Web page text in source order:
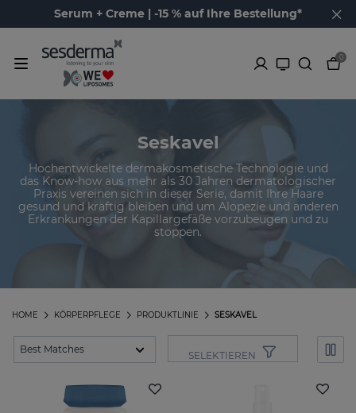
Serum + Creme | -15 % auf Ihre Bestellung*
0
Seskavel
Hochentwickelte dermakosmetische Technologie und
das Know-how aus mehr als 30 Jahren dermatologischer
Praxis vereinen sich in dieser Serie, damit Ihre Haare
gesund und kräftig bleiben und um Alopezie und anderen
Erkrankungen der Kapillargefäße vorzubeugen und zu
stoppen.
SESKAVEL
PRODUKTLINIE
KÖRPERPFLEGE
HOME
SELEKTIEREN